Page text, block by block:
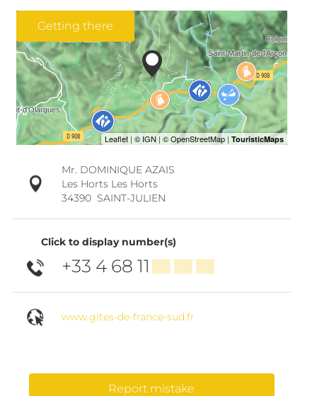
Getting there
Mr. DOMINIQUE AZAIS
Les Horts Les Horts
34390 SAINT-JULIEN
Click to display number(s)
+33 4 68 11 ▒▒ ▒▒ ▒▒
www.gites-de-france-sud.fr
Report mistake